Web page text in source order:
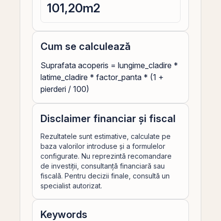
101,20m2
Cum se calculează
Suprafata acoperis = lungime_cladire *
latime_cladire * factor_panta * (1 +
pierderi / 100)
Disclaimer financiar și fiscal
Rezultatele sunt estimative, calculate pe
baza valorilor introduse și a formulelor
configurate. Nu reprezintă recomandare
de investiții, consultanță financiară sau
fiscală. Pentru decizii finale, consultă un
specialist autorizat.
Keywords